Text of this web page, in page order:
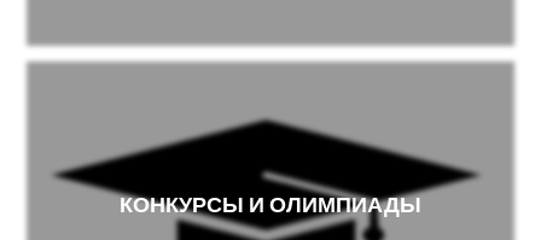
КОНКУРСЫ И ОЛИМПИАДЫ